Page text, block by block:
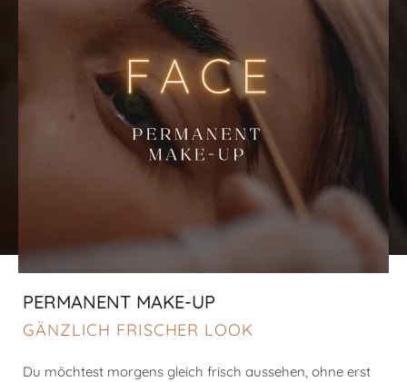
PERMANENT MAKE-UP
GÄNZLICH FRISCHER LOOK
Du möchtest morgens gleich frisch aussehen, ohne erst